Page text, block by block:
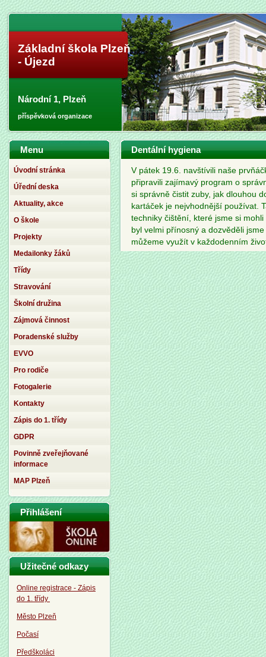
Základní škola Plzeň
- Újezd
Národní 1, Plzeň
příspěvková organizace
Dentální hygiena
V pátek 19.6. navštívili naše
připravili zajímavý program o
si správně čistit zuby, jak dlouhou
kartáček je nejvhodnější používat.
techniky čištění, které jsme si
byl velmi přínosný a dozvěděli
můžeme využít v každodenním
Menu
Úvodní stránka
Úřední deska
Aktuality, akce
O škole
Projekty
Medailonky žáků
Třídy
Stravování
Školní družina
Zájmová činnost
Poradenské služby
EVVO
Pro rodiče
Fotogalerie
Kontakty
Zápis do 1. třídy
GDPR
Povinně zveřejňované
informace
MAP Plzeň
Přihlášení
Užitečné odkazy
Online registrace - Zápis
do 1. třídy
Město Plzeň
Počasí
Předškoláci